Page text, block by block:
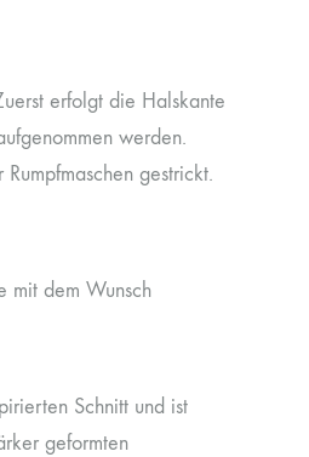
erfolgt die Halskante
werden.
gestrickt.
mit dem Wunsch
Schnitt und ist
geformten